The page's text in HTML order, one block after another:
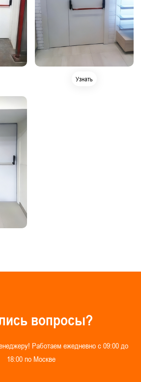
Узнать
ись вопросы?
неджеру! Работаем ежедневно с 09:00 до
18:00 по Москве